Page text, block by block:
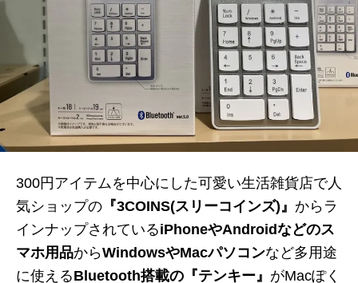
300円アイテムを中心にした可愛い生活雑貨店で人
気ショップの 『3COINS(スリーコインズ)』 からラ
インナップされているiPhoneやAndroidなどのス
マホ用品からWindowsやMacパソコンなど多用途
に使えるBluetooth搭載の『テンキー』 がMacぽく